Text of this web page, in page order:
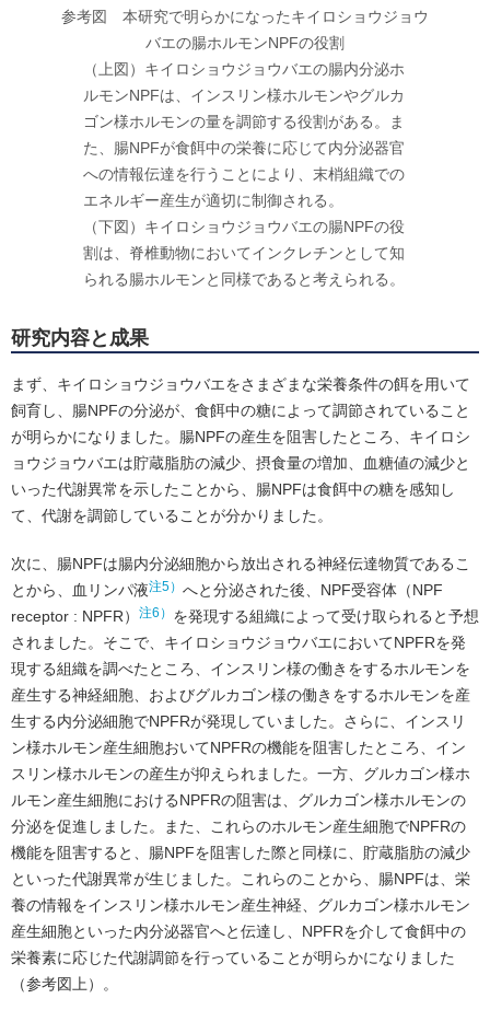
参考図 本研究で明らかになったキイロショウジョウ
バエの腸ホルモンNPFの役割
（上図）キイロショウジョウバエの腸内分泌ホ
ルモンNPFは、インスリン様ホルモンやグルカ
ゴン様ホルモンの量を調節する役割がある。ま
た、腸NPFが食餌中の栄養に応じて内分泌器官
への情報伝達を行うことにより、末梢組織での
エネルギー産生が適切に制御される。
（下図）キイロショウジョウバエの腸NPFの役
割は、脊椎動物においてインクレチンとして知
られる腸ホルモンと同様であると考えられる。
研究内容と成果
まず、キイロショウジョウバエをさまざまな栄養条件の餌を用いて
飼育し、腸NPFの分泌が、食餌中の糖によって調節されていること
が明らかになりました。腸NPFの産生を阻害したところ、キイロシ
ョウジョウバエは貯蔵脂肪の減少、摂食量の増加、血糖値の減少と
いった代謝異常を示したことから、腸NPFは食餌中の糖を感知し
て、代謝を調節していることが分かりました。
次に、腸NPFは腸内分泌細胞から放出される神経伝達物質であるこ
とから、血リンパ液注5） へと分泌された後、NPF受容体（NPF
receptor : NPFR） 注6） を発現する組織によって受け取られると予想
されました。そこで、キイロショウジョウバエにおいてNPFRを発
現する組織を調べたところ、インスリン様の働きをするホルモンを
産生する神経細胞、およびグルカゴン様の働きをするホルモンを産
生する内分泌細胞でNPFRが発現していました。さらに、インスリ
ン様ホルモン産生細胞おいてNPFRの機能を阻害したところ、イン
スリン様ホルモンの産生が抑えられました。一方、グルカゴン様ホ
ルモン産生細胞におけるNPFRの阻害は、グルカゴン様ホルモンの
分泌を促進しました。また、これらのホルモン産生細胞でNPFRの
機能を阻害すると、腸NPFを阻害した際と同様に、貯蔵脂肪の減少
といった代謝異常が生じました。これらのことから、腸NPFは、栄
養の情報をインスリン様ホルモン産生神経、グルカゴン様ホルモン
産生細胞といった内分泌器官へと伝達し、NPFRを介して食餌中の
栄養素に応じた代謝調節を行っていることが明らかになりました
（参考図上）。